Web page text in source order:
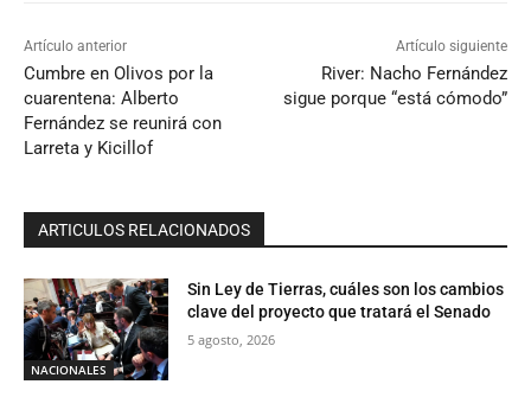
Artículo anterior
Cumbre en Olivos por la
cuarentena: Alberto
Fernández se reunirá con
Larreta y Kicillof
Artículo siguiente
River: Nacho Fernández
sigue porque “está cómodo”
ARTICULOS RELACIONADOS
NACIONALES
Sin Ley de Tierras, cuáles son los cambios
clave del proyecto que tratará el Senado
5 agosto, 2026